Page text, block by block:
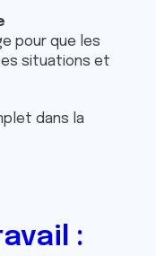
pour que les
situations et
dans la
: